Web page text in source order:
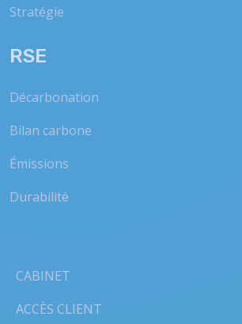
Stratégie
RSE
Décarbonation
Bilan carbone
Émissions
Durabilité
CABINET
ACCÈS CLIENT